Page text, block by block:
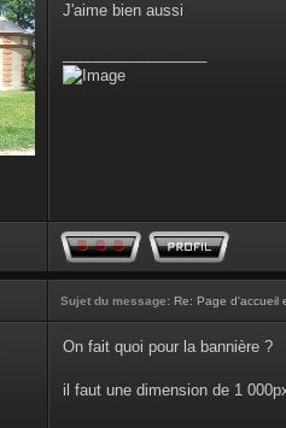
J'aime bien aussi
Sujet du message: Re: Page d'accueil
On fait quoi pour la bannière ?
il faut une dimension de 1